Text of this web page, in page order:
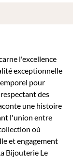
l'excellence
exceptionnelle
pour
des
une histoire
l'union entre
où
et engagement
Bijouterie Le